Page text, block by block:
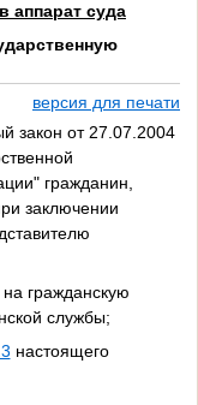
аппарат суда
версия для печати
закон от 27.07.2004
гражданин,
заключении
гражданскую
службы;
настоящего